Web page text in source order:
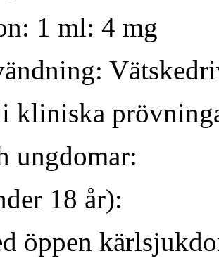
1 ml: 4 mg
kliniska
ungdomar:
18 år):
öppen